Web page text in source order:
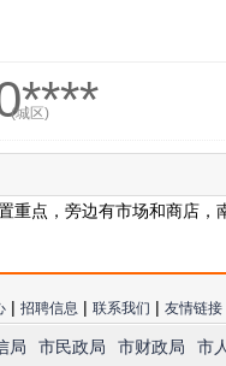
(城区)
重点，旁边有市场和商店
| 招聘信息 | 联系我们 | 友情链接
局 市民政局 市财政局 市